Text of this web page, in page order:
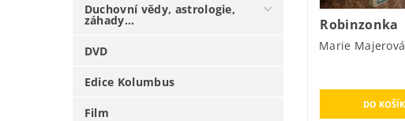
Duchovní vědy, astrologie,
záhady...
DVD
Edice Kolumbus
Film
Robinzonka
Marie Majerová